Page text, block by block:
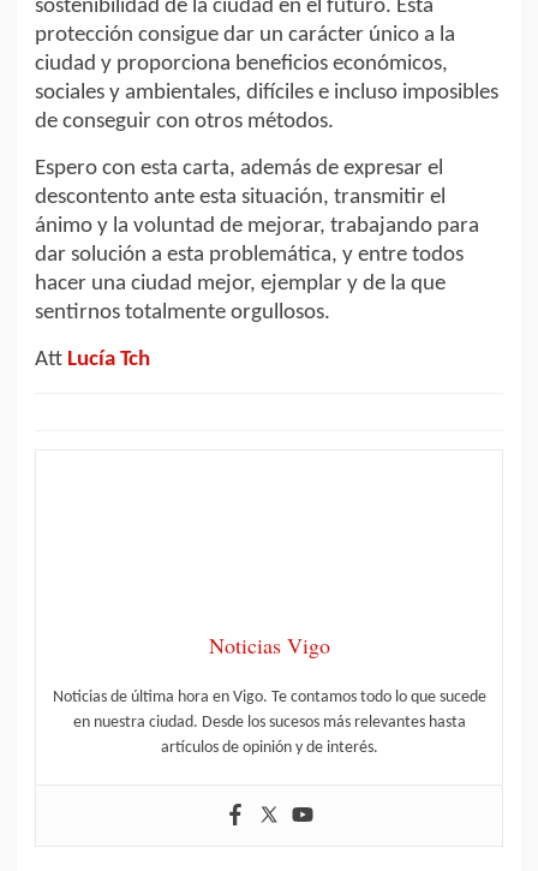
sostenibilidad de la ciudad en el futuro. Esta
protección consigue dar un carácter único a la
ciudad y proporciona beneficios económicos,
sociales y ambientales, difíciles e incluso imposibles
de conseguir con otros métodos.
Espero con esta carta, además de expresar el
descontento ante esta situación, transmitir el
ánimo y la voluntad de mejorar, trabajando para
dar solución a esta problemática, y entre todos
hacer una ciudad mejor, ejemplar y de la que
sentirnos totalmente orgullosos.
Att Lucía Tch
Noticias Vigo
Noticias de última hora en Vigo. Te contamos todo lo que sucede
en nuestra ciudad. Desde los sucesos más relevantes hasta
artículos de opinión y de interés.